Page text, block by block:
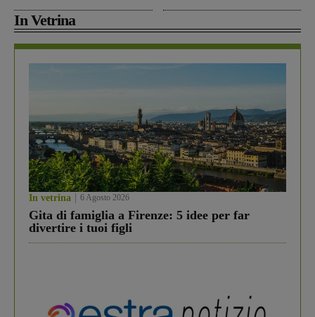
In Vetrina
In vetrina 6 Agosto 2026
Gita di famiglia a Firenze: 5 idee per far
divertire i tuoi figli